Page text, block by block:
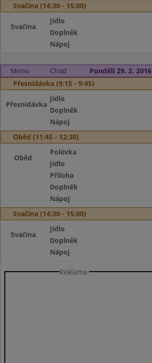
Svačina (14:30 - 15:00)
Svačina
Jídlo
Doplněk
Nápoj
Menu Chod
Pondělí 29. 2. 2016
Přesnídávka (9:15 - 9:45)
Přesnídávka
Jídlo
Doplněk
Nápoj
Oběd (11:45 - 12:30)
Oběd
Polévka
Jídlo
Příloha
Doplněk
Nápoj
Svačina (14:30 - 15:00)
Svačina
Jídlo
Doplněk
Nápoj
Reklama: